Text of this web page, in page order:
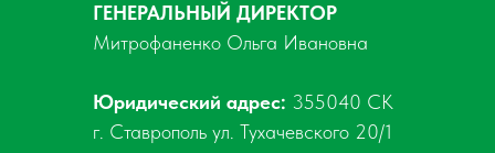
ГЕНЕРАЛЬНЫЙ ДИРЕКТОР
Митрофаненко Ольга Ивановна
Юридический адрес: 355040 СК
г. Ставрополь ул. Тухачевского 20/1